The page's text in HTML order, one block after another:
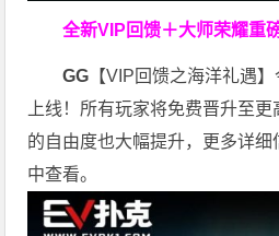
全新VIP回馈＋大师荣耀重
GG 【VIP回馈之海洋礼遇
上线！所有玩家将免费晋升至
的自由度也大幅提升，更多详
中查看。